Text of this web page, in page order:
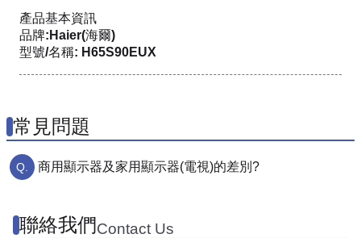
產品基本資訊
品牌:Haier(海爾)
型號/名稱: H65S90EUX
常見問題
商用顯示器及家用顯示器(電視)的差別?
聯絡我們Contact Us